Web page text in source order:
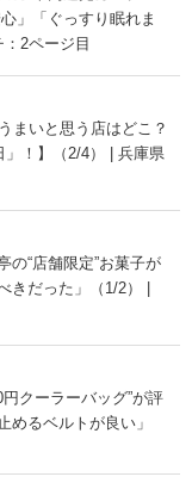
」「ぐっすり眠れま
2ページ目
まいと思う店はどこ？
」！】（2/4） | 兵庫県
の“店舗限定”お菓子が
だった」（1/2） |
クーラーバッグ”が評
るベルトが良い」